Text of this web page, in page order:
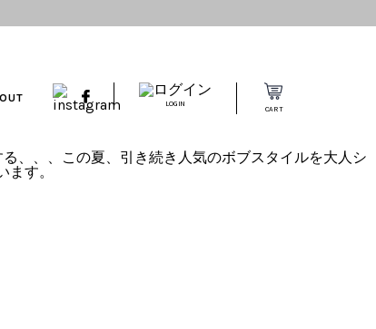
LOGIN
CART
、、、この夏、引き続き人気のボブスタイルを大人シ
す。